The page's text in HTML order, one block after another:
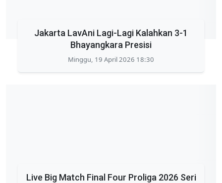
Jakarta LavAni Lagi-Lagi Kalahkan 3-1
Bhayangkara Presisi
Minggu, 19 April 2026 18:30
Live Big Match Final Four Proliga 2026 Seri